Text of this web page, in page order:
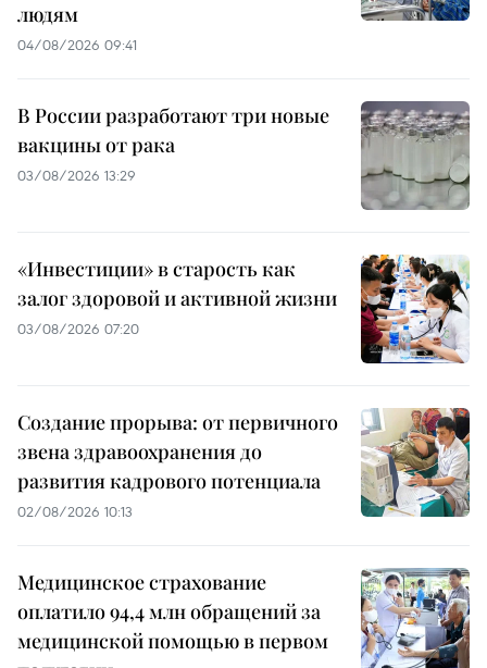
людям
04/08/2026 09:41
В России разработают три новые
вакцины от рака
03/08/2026 13:29
«Инвестиции» в старость как
залог здоровой и активной жизни
03/08/2026 07:20
Создание прорыва: от первичного
звена здравоохранения до
развития кадрового потенциала
02/08/2026 10:13
Медицинское страхование
оплатило 94,4 млн обращений за
медицинской помощью в первом